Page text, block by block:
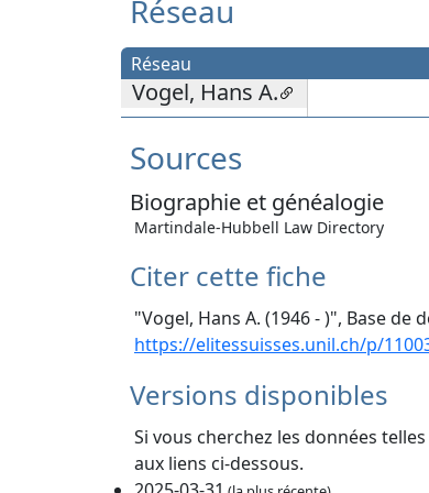
Réseau
Réseau
Vogel, Hans A.
Sources
Biographie et généalogie
Martindale-Hubbell Law Directory
Citer cette fiche
"Vogel, Hans A. (1946 - )", Base de
https://elitessuisses.unil.ch/p/
Versions disponibles
Si vous cherchez les données
aux liens ci-dessous.